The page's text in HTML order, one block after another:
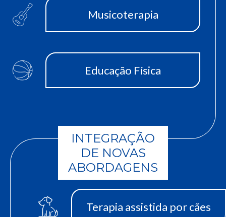
Musicoterapia
Educação Física
INTEGRAÇÃO
DE NOVAS
ABORDAGENS
Terapia assistida por cães